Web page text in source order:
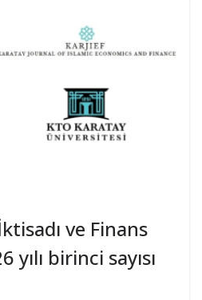
ve Finans
yılı birinci sayısı